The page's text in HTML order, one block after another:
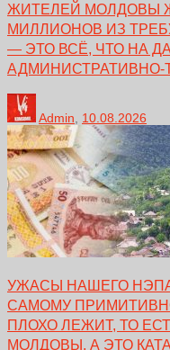
ЖИТЕЛЕЙ МОЛДОВЫ
МИЛЛИОНОВ ИЗ
— ЭТО ВСЁ, ЧТО НА
Admin 10.08.2026
УЖАСЫ НАШЕГО
САМОМУ
ПЛОХО ЛЕЖИТ, ТО
МОЛДОВЫ, А ЭТО